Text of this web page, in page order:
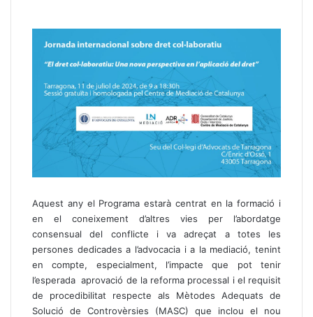
Aquest any el Programa estarà centrat en la formació i
en el coneixement d’altres vies per l’abordatge
consensual del conflicte i va adreçat a totes les
persones dedicades a l’advocacia i a la mediació, tenint
en compte, especialment, l’impacte que pot tenir
l’esperada aprovació de la reforma processal i el requisit
de procedibilitat respecte als Mètodes Adequats de
Solució de Controvèrsies (MASC) que inclou el nou